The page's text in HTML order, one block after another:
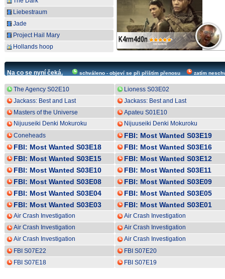
Liebestraum
Jade
Project Hail Mary
Hollands hoop
desade K4rm4d0n
Na co se nyní čeká. schváleno - objeví se při příštím přenosu zatím
The Agency S02E10
Lioness S03E02
Jackass: Best and Last
Jackass: Best and Last
Masters of the Universe
Apateu S01E10
Nijuuseiki Denki Mokuroku
S01E05
Nijuuseiki Denki Mokuroku
S01E06
Coneheads
FBI: Most Wanted S03E19
FBI: Most Wanted S03E18
FBI: Most Wanted S03E16
FBI: Most Wanted S03E15
FBI: Most Wanted S03E12
FBI: Most Wanted S03E10
FBI: Most Wanted S03E11
FBI: Most Wanted S03E08
FBI: Most Wanted S03E09
FBI: Most Wanted S03E04
FBI: Most Wanted S03E05
FBI: Most Wanted S03E03
FBI: Most Wanted S03E01
Air Crash Investigation
S21E09
Air Crash Investigation
S21E07
Air Crash Investigation
S21E06
Air Crash Investigation
S21E05
Air Crash Investigation
S21E04
Air Crash Investigation
S21E02
FBI S07E22
FBI S07E20
FBI S07E18
FBI S07E19